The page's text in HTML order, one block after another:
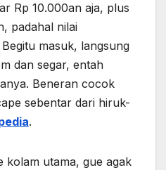
Rp 10.000an aja, plus
padahal nilai
masuk, langsung
dan segar, entah
Beneran cocok
sebentar dari hiruk-
.
kolam utama, gue agak